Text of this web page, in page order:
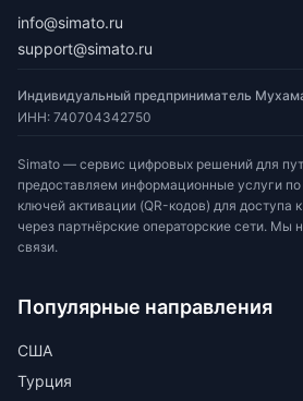
info@simato.ru
support@simato.ru
Индивидуальный предприниматель
ИНН: 740704342750
Simato — сервис цифровых решений для
предоставляем информационные услуги
ключей активации (QR-кодов) для доступа
через партнёрские операторские сети. Мы
связи.
Популярные направления
США
Турция